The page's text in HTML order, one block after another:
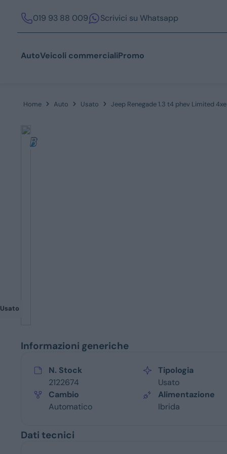
019 93 88 009 Scrivici su Whatsapp
AutoVeicoli commercialiPromo
Home Auto Usato Jeep Renegade 1.3 t4 phev Limited
Usato
Informazioni generiche
N. Stock
2122674
Tipologia
Usato
Cambio
Automatico
Alimentazione
Ibrida
Dati tecnici